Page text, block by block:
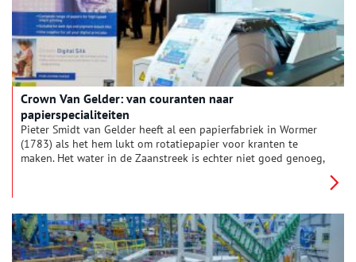
Crown Van Gelder: van couranten naar
papierspecialiteiten
Pieter Smidt van Gelder heeft al een papierfabriek in Wormer
(1783) als het hem lukt om rotatiepapier voor kranten te
maken. Het water in de Zaanstreek is echter niet goed genoeg,
Wormer verhuizen met hem mee. In de directe omgeving
bouwt hij woningen voor hen.